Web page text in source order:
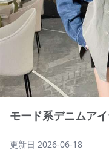
モード系デニムア
更新日 2026-06-18